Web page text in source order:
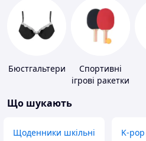
Бюстгальтери
Спортивні
ігрові ракетки
Що шукають
Щоденники шкільні K-